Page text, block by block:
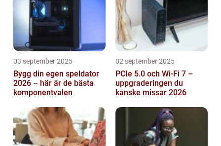
03 september 2025
Bygg din egen speldator
2026 – här är de bästa
komponentvalen
02 september 2025
PCIe 5.0 och Wi-Fi 7 –
uppgraderingen du
kanske missar 2026